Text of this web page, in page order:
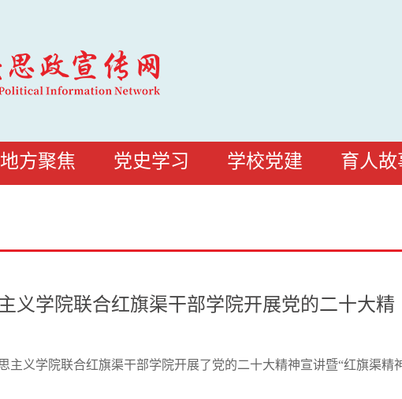
地方聚焦 党史学习 学校党建 育人故
义学院联合红旗渠干部学院开展党的二十大精
主义学院联合红旗渠干部学院开展了党的二十大精神宣讲暨“红旗渠精